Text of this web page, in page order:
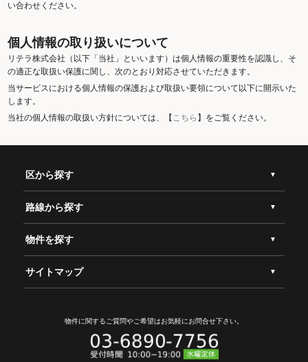
い合わせください。
個人情報の取り扱いについて
リテラ株式会社（以下「当社」といいます）は個人情報の重要性を認識し、そ
の適正な取扱い保護に関し、次のとおり対応させていただきます。
当サービスにおける個人情報の保護および取扱い要領について以下に開示いた
します。
当社の個人情報の取扱い方針については、【こちら 】をご覧ください。
区から探す
路線から探す
物件を探す
サイトマップ
物件に関するご質問やご希望はお気軽にお問合せ下さい。